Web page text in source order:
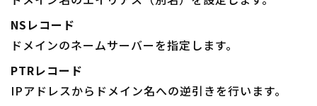
NSレコード
ドメインのネームサーバーを指定します。
PTRレコード
IPアドレスからドメイン名への逆引きを行います。